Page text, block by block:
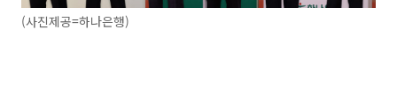
(사진제공=하나은행)